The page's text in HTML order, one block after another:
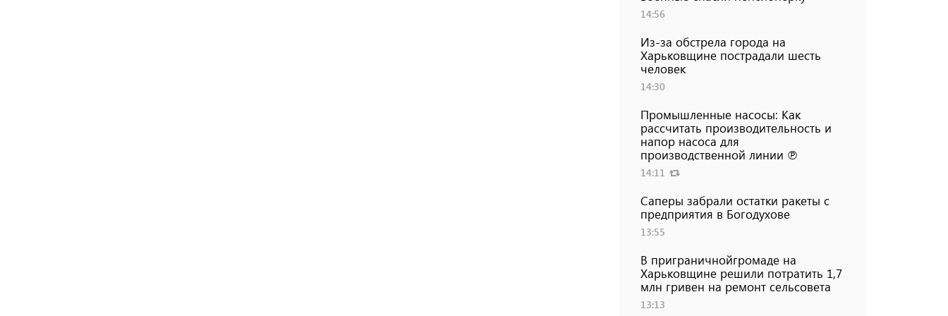
14:56
Из-за обстрела города на
Харьковщине пострадали шесть
человек
14:30
Промышленные насосы: Как
рассчитать производительность и
напор насоса для
производственной линии ℗
14:11
Саперы забрали остатки ракеты с
предприятия в Богодухове
13:55
В приграничнойгромаде на
Харьковщине решили потратить 1,7
млн ​​гривен на ремонт сельсовета
13:13